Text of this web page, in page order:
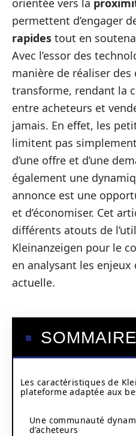
orientée vers la
permettent d’engager
rapides tout en
Avec l’essor des
manière de réaliser des
transforme, rendant la
entre acheteurs et
jamais. En effet, les
limitent pas
d’une offre et d’une
également une
annonce est une
et d’économiser. Cet
différents atouts de
Kleinanzeigen pour le
en analysant les
actuelle.
SOMMAIRE
Les caractéristiques de
plateforme adaptée aux
Une communauté
d’acheteurs